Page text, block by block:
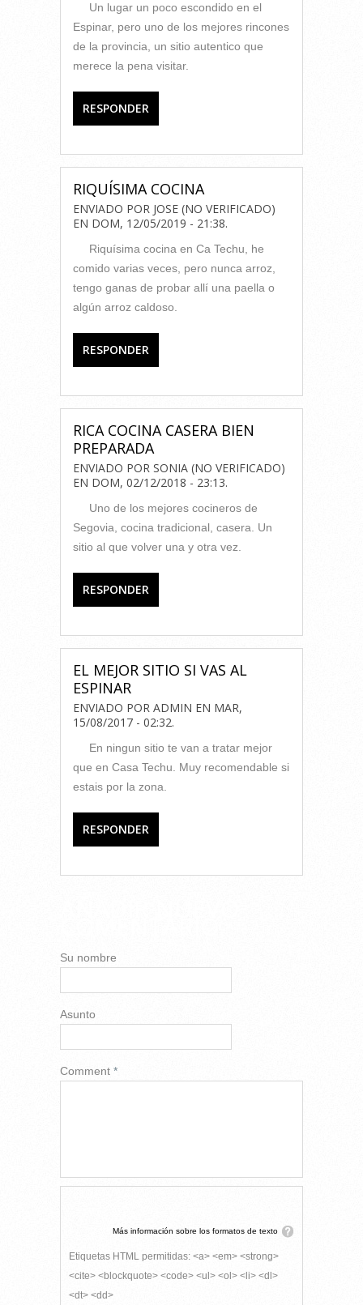
Un lugar un poco escondido en el
Espinar, pero uno de los mejores rincones
de la provincia, un sitio autentico que
merece la pena visitar.
RESPONDER
RIQUÍSIMA COCINA
ENVIADO POR JOSE (NO VERIFICADO)
EN DOM, 12/05/2019 - 21:38.
Riquísima cocina en Ca Techu, he
comido varias veces, pero nunca arroz,
tengo ganas de probar allí una paella o
algún arroz caldoso.
RESPONDER
RICA COCINA CASERA BIEN
PREPARADA
ENVIADO POR SONIA (NO VERIFICADO)
EN DOM, 02/12/2018 - 23:13.
Uno de los mejores cocineros de
Segovia, cocina tradicional, casera. Un
sitio al que volver una y otra vez.
RESPONDER
EL MEJOR SITIO SI VAS AL
ESPINAR
ENVIADO POR ADMIN EN MAR,
15/08/2017 - 02:32.
En ningun sitio te van a tratar mejor
que en Casa Techu. Muy recomendable si
estais por la zona.
RESPONDER
Su nombre
Asunto
Comment *
Más información sobre los formatos de texto
Etiquetas HTML permitidas: <a> <em> <strong>
<cite> <blockquote> <code> <ul> <ol> <li> <dl>
<dt> <dd>